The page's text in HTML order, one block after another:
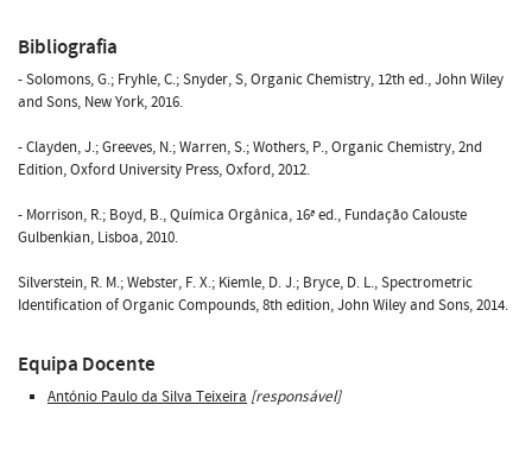
Bibliografia
- Solomons, G.; Fryhle, C.; Snyder, S, Organic Chemistry, 12th ed., John Wiley
and Sons, New York, 2016.
- Clayden, J.; Greeves, N.; Warren, S.; Wothers, P., Organic Chemistry, 2nd
Edition, Oxford University Press, Oxford, 2012.
- Morrison, R.; Boyd, B., Química Orgânica, 16ª ed., Fundação Calouste
Gulbenkian, Lisboa, 2010.
Silverstein, R. M.; Webster, F. X.; Kiemle, D. J.; Bryce, D. L., Spectrometric
Identification of Organic Compounds, 8th edition, John Wiley and Sons, 2014.
Equipa Docente
António Paulo da Silva Teixeira [responsável]